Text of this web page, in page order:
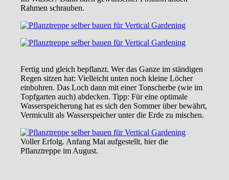
Rahmen schrauben.
Fertig und gleich bepflanzt. Wer das Ganze im ständigen
Regen sitzen hat: Vielleicht unten noch kleine Löcher
einbohren. Das Loch dann mit einer Tonscherbe (wie im
Topfgarten auch) abdecken. Tipp: Für eine optimale
Wasserspeicherung hat es sich den Sommer über bewährt,
Vermiculit als Wasserspeicher unter die Erde zu mischen.
Voller Erfolg. Anfang Mai aufgestellt, hier die
Pflanztreppe im August.